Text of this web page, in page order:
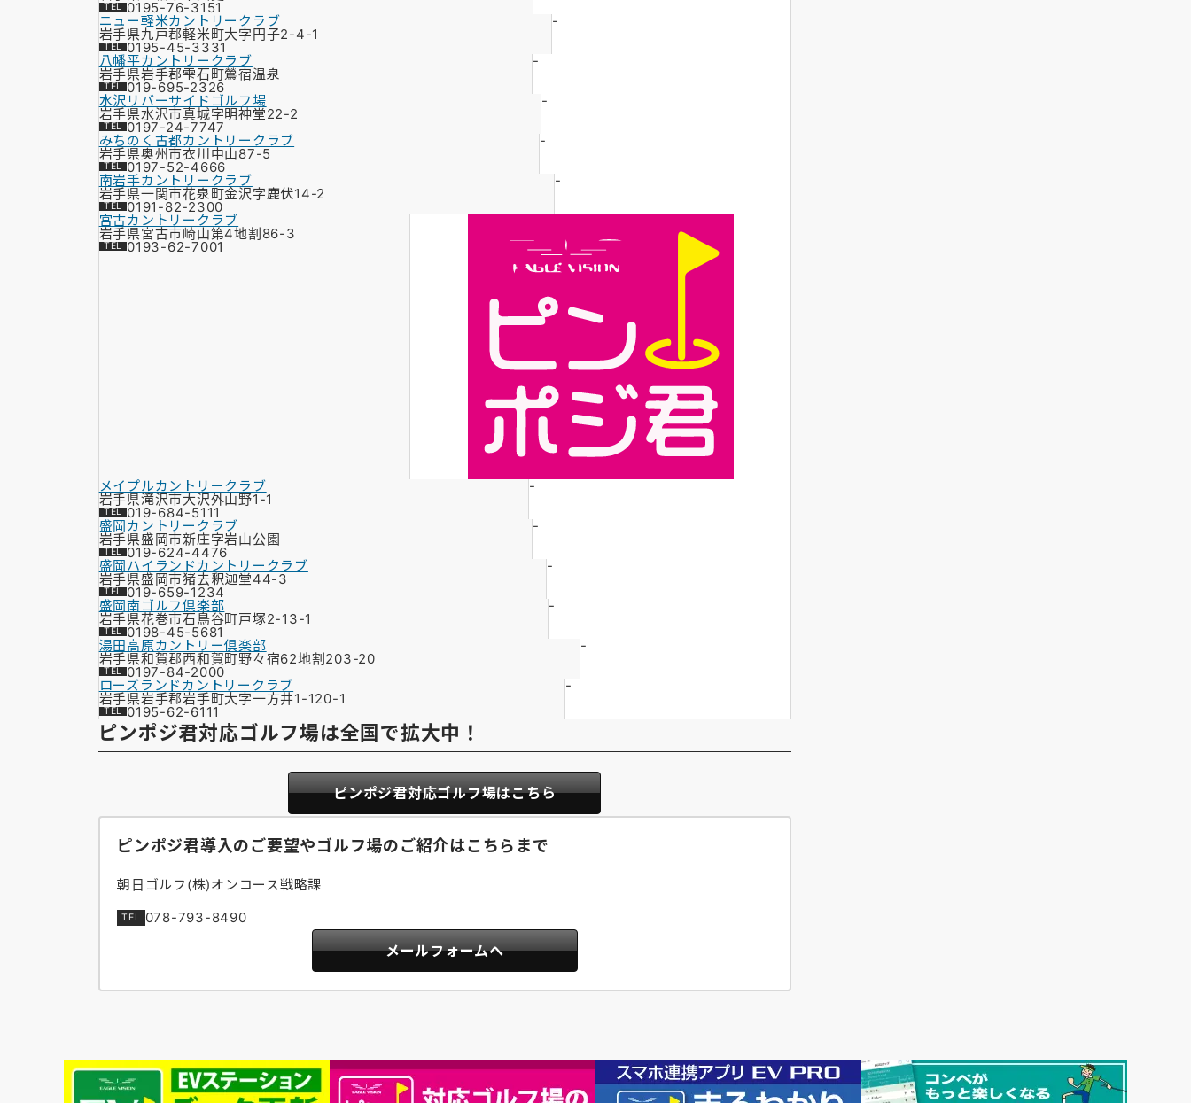
0195-76-3151
ニュー軽米カントリークラブ
岩手県九戸郡軽米町大字円子2-4-1
0195-45-3331
-
八幡平カントリークラブ
岩手県岩手郡雫石町鶯宿温泉
019-695-2326
-
水沢リバーサイドゴルフ場
岩手県水沢市真城字明神堂22-2
0197-24-7747
-
みちのく古都カントリークラブ
岩手県奥州市衣川中山87-5
0197-52-4666
-
南岩手カントリークラブ
岩手県一関市花泉町金沢字鹿伏14-2
0191-82-2300
-
宮古カントリークラブ
岩手県宮古市崎山第4地割86-3
0193-62-7001
メイプルカントリークラブ
岩手県滝沢市大沢外山野1-1
019-684-5111
-
盛岡カントリークラブ
岩手県盛岡市新庄字岩山公園
019-624-4476
-
盛岡ハイランドカントリークラブ
岩手県盛岡市猪去釈迦堂44-3
019-659-1234
-
盛岡南ゴルフ倶楽部
岩手県花巻市石鳥谷町戸塚2-13-1
0198-45-5681
-
湯田高原カントリー倶楽部
岩手県和賀郡西和賀町野々宿62地割203-20
0197-84-2000
-
ローズランドカントリークラブ
岩手県岩手郡岩手町大字一方井1-120-1
0195-62-6111
-
ピンポジ君対応ゴルフ場は全国で拡大中！
ピンポジ君対応ゴルフ場はこちら
ピンポジ君導入のご要望やゴルフ場のご紹介はこちらまで
朝日ゴルフ(株)オンコース戦略課
078-793-8490
メールフォームへ